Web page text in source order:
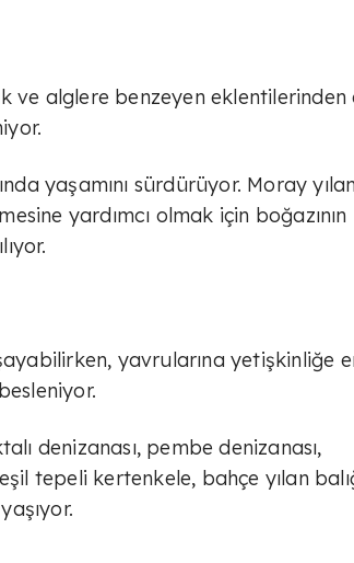
ve alglere benzeyen eklentilerinden
yaşamını sürdürüyor. Moray yılan
yardımcı olmak için boğazının
yavrularına yetişkinliğe
denizanası, pembe denizanası,
tepeli kertenkele, bahçe yılan